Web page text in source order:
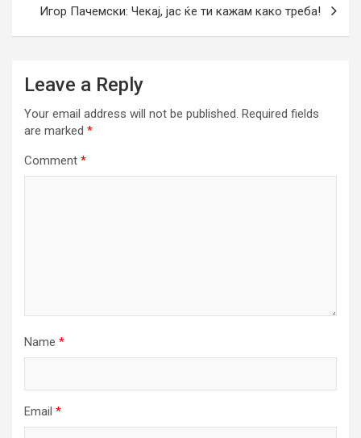
Игор Пачемски: Чекај, јас ќе ти кажам како треба!
Leave a Reply
Your email address will not be published. Required fields
are marked *
Comment *
Name *
Email *